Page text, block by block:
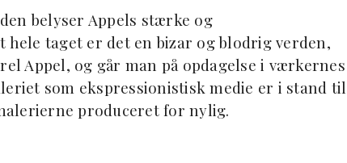
belyser Appels stærke og
taget er det en bizar og blodrig verden,
Appel, og går man på opdagelse i værkernes
som ekspressionistisk medie er i stand til
produceret for nylig.